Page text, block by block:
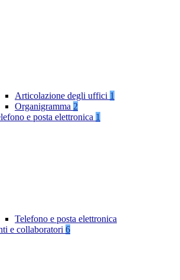
Articolazione degli uffici 1
Organigramma 2
e posta elettronica 1
Telefono e posta elettronica
e collaboratori 6